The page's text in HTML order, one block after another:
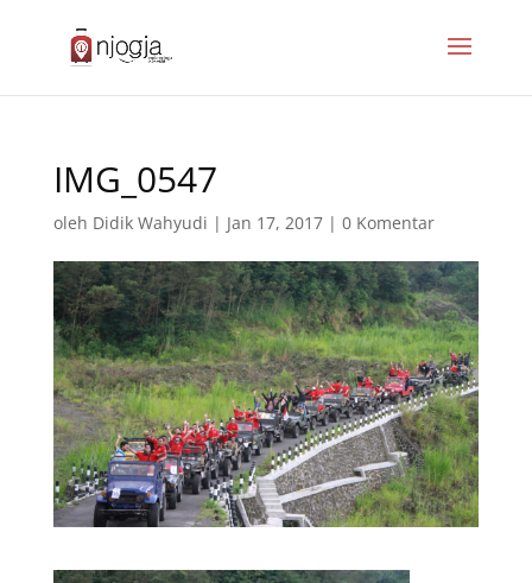
IMG_0547
oleh Didik Wahyudi | Jan 17, 2017| 0 Komentar